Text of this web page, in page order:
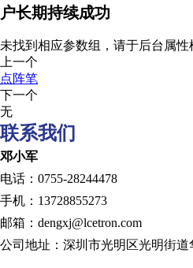
户长期持续成功
未找到相应参数组，请于后台属性
上一个
点阵笔
下一个
无
联系我们
邓小军
电话：0755-28244478
手机：13728855273
邮箱：dengxj@lcetron.com
公司地址：深圳市光明区光明街道